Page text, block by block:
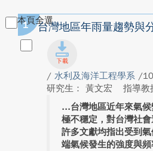
本頁全選
1 台灣地區年雨量趨勢與
/ 水利及海洋工程學系 /
研究生： 黃文宏
指導教
台灣地區近年來氣
極不穩定，對台灣社會
許多文獻均指出受到
端氣候發生的強度與